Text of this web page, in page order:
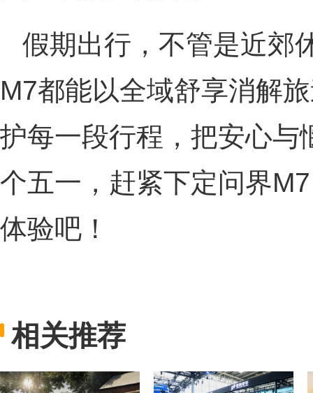
假期出行，不管是近郊
M7都能以全域舒享消解
护每一段行程，把安心与
个五一，赶紧下定问界
体验吧！
相关推荐